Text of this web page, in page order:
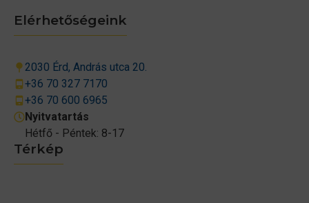
Térkép
Elérhetőségeink
2030 Érd, András utca 20.
+36 70 327 7170
+36 70 600 6965
Nyitvatartás
Hétfő - Péntek: 8-17